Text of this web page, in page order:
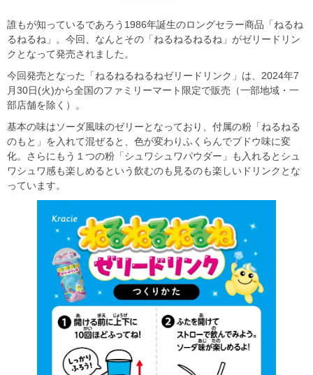
誰もが知っているであろう1986年誕生のロングセラー商品「ねるね
るねるね」。今回、なんとその「ねるねるねるね」がゼリードリン
クとなって発売されました。
今回発売となった「ねるねるねるねゼリードリンク」は、2024年7
月30日(火)から全国のファミリーマート限定で販売（一部地域・一
部店舗を除く）。
基本の味はソーダ風味のゼリーとなっており、付属の粉「ねるねる
のもと」を入れて混ぜると、色が変わりふくらんでブドウ味に変
化。さらにもう１つの粉「シュワシュワパウダー」も入れるとシュ
ワシュワ感も楽しめるという飲むのも見るのも楽しいドリンクとな
っています。